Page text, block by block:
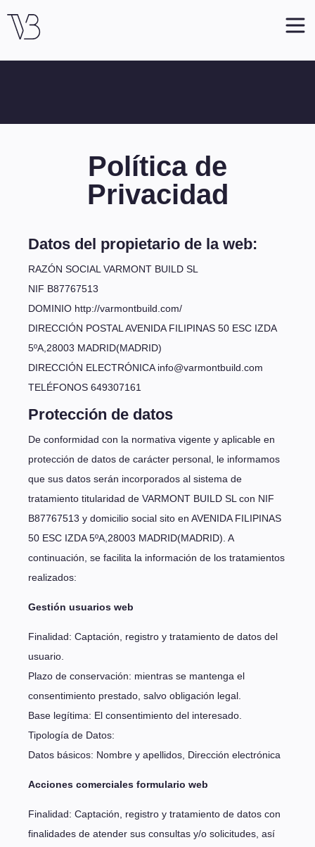
Política de
Privacidad
Datos del propietario de la web:
RAZÓN SOCIAL VARMONT BUILD SL
NIF B87767513
DOMINIO http://varmontbuild.com/
DIRECCIÓN POSTAL AVENIDA FILIPINAS 50 ESC IZDA
5ºA,28003 MADRID(MADRID)
DIRECCIÓN ELECTRÓNICA info@varmontbuild.com
TELÉFONOS 649307161
Protección de datos
De conformidad con la normativa vigente y aplicable en
protección de datos de carácter personal, le informamos
que sus datos serán incorporados al sistema de
tratamiento titularidad de VARMONT BUILD SL con NIF
B87767513 y domicilio social sito en AVENIDA FILIPINAS
50 ESC IZDA 5ºA,28003 MADRID(MADRID). A
continuación, se facilita la información de los tratamientos
realizados:
Gestión usuarios web
Finalidad: Captación, registro y tratamiento de datos del
usuario.
Plazo de conservación: mientras se mantenga el
consentimiento prestado, salvo obligación legal.
Base legítima: El consentimiento del interesado.
Tipología de Datos:
Datos básicos: Nombre y apellidos, Dirección electrónica
Acciones comerciales formulario web
Finalidad: Captación, registro y tratamiento de datos con
finalidades de atender sus consultas y/o solicitudes, así